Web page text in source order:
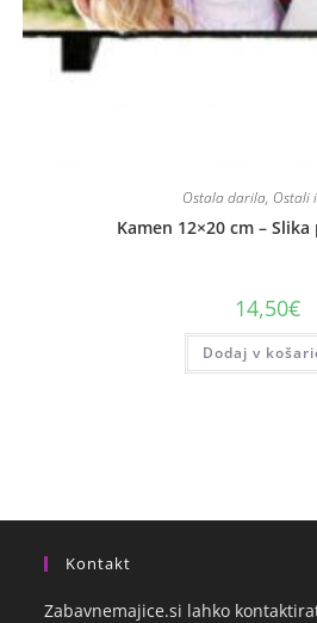
Ostala darila, Ostali
Kamen 12×20 cm –
14,50€
Dodaj v
Kontakt
Zabavnemajice.si lahko